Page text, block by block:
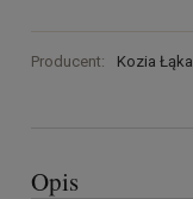
Producent: Kozia Łąka
Opis